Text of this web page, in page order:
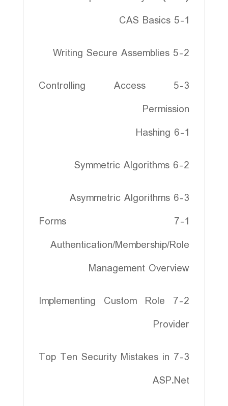
5-1 CAS Basics
5-2 Writing Secure Assemblies
5-3 Controlling Access
Permission
6-1 Hashing
6-2 Symmetric Algorithms
6-3 Asymmetric Algorithms
7-1 Forms
Authentication/Membership/Role
Management Overview
7-2 Implementing Custom Role
Provider
7-3 Top Ten Security Mistakes in
ASP.Net